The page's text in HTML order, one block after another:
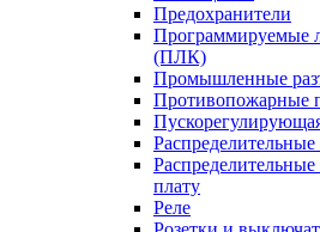
Предохранители
Программируемые
(ПЛК)
Промышленные
Противопожарные
плату
Реле